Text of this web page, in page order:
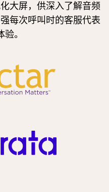
，您可尝试以下办法以改
个问题，请将麦克风置于
加清晰，并降低背景噪
环境 – 在这种情况下是
音？比如，请求他人降低
境安静下来，请考虑换一
象得要高 - 电信代理商
大屏，供深入了解音频
每次呼叫时的客服代表
。